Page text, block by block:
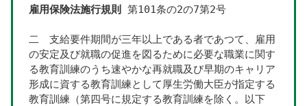
雇用保険法施行規則 第101条の2の7第2号
二　支給要件期間が三年以上である者であつて、雇用
の安定及び就職の促進を図るために必要な職業に関す
る教育訓練のうち速やかな再就職及び早期のキャリア
形成に資する教育訓練として厚生労働大臣が指定する
教育訓練（第四号に規定する教育訓練を除く。以下